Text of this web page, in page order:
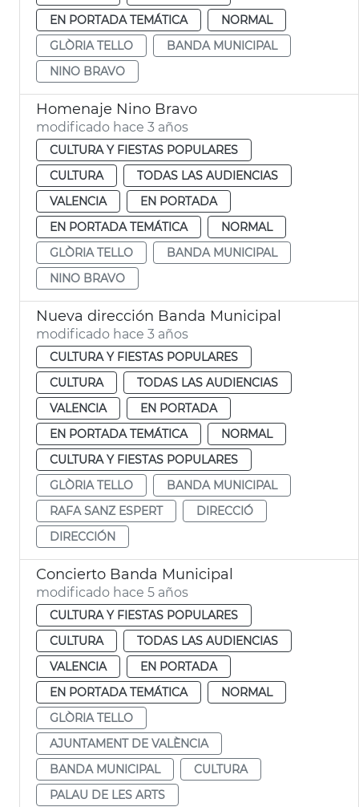
EN PORTADA TEMÁTICA
NORMAL
GLÒRIA TELLO
BANDA MUNICIPAL
NINO BRAVO
Homenaje Nino Bravo
modificado hace 3 años
CULTURA Y FIESTAS POPULARES
CULTURA
TODAS LAS AUDIENCIAS
VALENCIA
EN PORTADA
EN PORTADA TEMÁTICA
NORMAL
GLÒRIA TELLO
BANDA MUNICIPAL
NINO BRAVO
Nueva dirección Banda Municipal
modificado hace 3 años
CULTURA Y FIESTAS POPULARES
CULTURA
TODAS LAS AUDIENCIAS
VALENCIA
EN PORTADA
EN PORTADA TEMÁTICA
NORMAL
CULTURA Y FIESTAS POPULARES
GLÒRIA TELLO
BANDA MUNICIPAL
RAFA SANZ ESPERT
DIRECCIÓ
DIRECCIÓN
Concierto Banda Municipal
modificado hace 5 años
CULTURA Y FIESTAS POPULARES
CULTURA
TODAS LAS AUDIENCIAS
VALENCIA
EN PORTADA
EN PORTADA TEMÁTICA
NORMAL
GLÒRIA TELLO
AJUNTAMENT DE VALÈNCIA
BANDA MUNICIPAL
CULTURA
PALAU DE LES ARTS